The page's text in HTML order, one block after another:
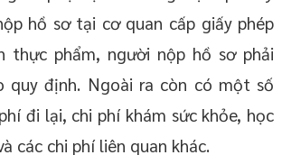
hồ sơ tại cơ quan cấp giấy phép
thực phẩm, người nộp hồ sơ phải
quy định. Ngoài ra còn có một số
đi lại, chi phí khám sức khỏe, học
các chi phí liên quan khác.